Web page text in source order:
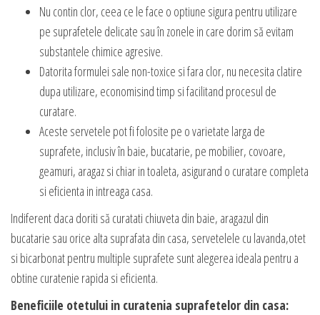
Nu contin clor, ceea ce le face o optiune sigura pentru utilizare
pe suprafetele delicate sau în zonele in care dorim să evitam
substantele chimice agresive.
Datorita formulei sale non-toxice si fara clor, nu necesita clatire
dupa utilizare, economisind timp si facilitand procesul de
curatare.
Aceste servetele pot fi folosite pe o varietate larga de
suprafete, inclusiv în baie, bucatarie, pe mobilier, covoare,
geamuri, aragaz si chiar in toaleta, asigurand o curatare completa
si eficienta in intreaga casa.
Indiferent daca doriti să curatati chiuveta din baie, aragazul din
bucatarie sau orice alta suprafata din casa, servetelele cu lavanda,otet
si bicarbonat pentru multiple suprafete sunt alegerea ideala pentru a
obtine curatenie rapida si eficienta.
Beneficiile otetului in curatenia suprafetelor din casa: